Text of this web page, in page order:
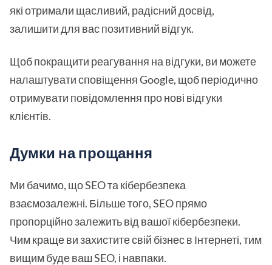
які отримали щасливий, радісний досвід,
залишити для вас позитивний відгук.
Щоб покращити реагування на відгуки, ви можете
налаштувати сповіщення Google, щоб періодично
отримувати повідомлення про нові відгуки
клієнтів.
Думки на прощання
Ми бачимо, що SEO та кібербезпека
взаємозалежні. Більше того, SEO прямо
пропорційно залежить від вашої кібербезпеки.
Чим краще ви захистите свій бізнес в Інтернеті, тим
вищим буде ваш SEO, і навпаки.